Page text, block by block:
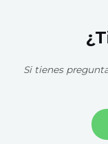
Si tienes